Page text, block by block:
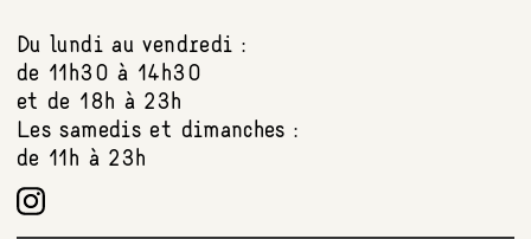
Du lundi au vendredi :
de 11h30 à 14h30
et de 18h à 23h
Les samedis et dimanches :
de 11h à 23h